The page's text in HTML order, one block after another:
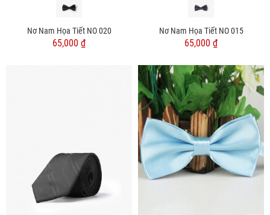
Nơ Nam Họa Tiết NO 020
65,000 ₫
Nơ Nam Họa Tiết NO 015
65,000 ₫